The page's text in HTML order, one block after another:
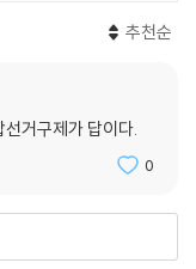
‘각 선거구의 인구 중
2 이상이 되지 않도록
소 선거구와 최대 선거
같은 국가들의 기준을
추천순
거구제가 답이다.
0